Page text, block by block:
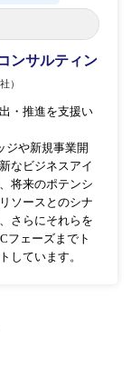
ンサルティン
）
・推進を支援い
ジや新規事業開
なビジネスアイ
将来のポテンシ
ソースとのシナ
さらにそれらを
フェーズまでト
しています。